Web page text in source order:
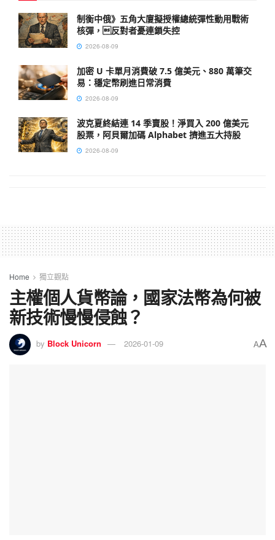
制衡中俄》五角大廈擬授權總統彈性動用戰術
核彈，反對者憂連鎖失控
2026-08-09
加密 U 卡單月消費破 7.5 億美元、880 萬筆交
易：穩定幣刷進日常消費
2026-08-09
波克夏終結連 14 季賣股！淨買入 200 億美元
股票，阿貝爾加碼 Alphabet 擠進五大持股
2026-08-09
Home 獨立觀點
主權個人貨幣論，國家法幣為何被
新技術慢慢侵蝕？
by Block Unicorn 2026-01-09 AA